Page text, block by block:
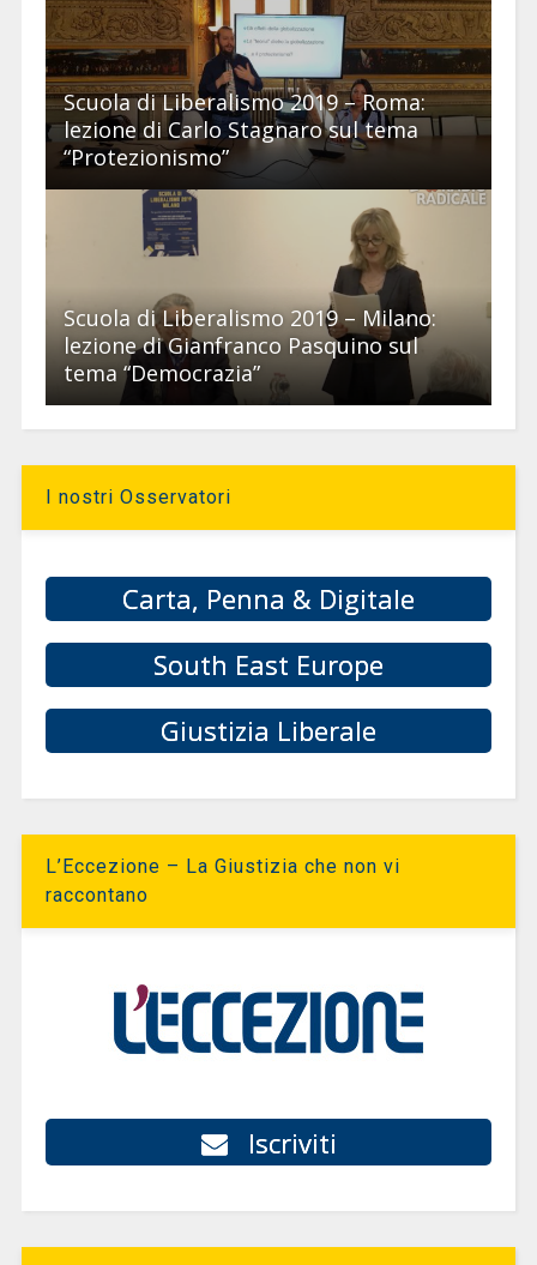
Scuola di Liberalismo 2019 – Roma:
lezione di Carlo Stagnaro sul tema
“Protezionismo”
Scuola di Liberalismo 2019 – Milano:
lezione di Gianfranco Pasquino sul
tema “Democrazia”
I nostri Osservatori
Carta, Penna & Digitale
South East Europe
Giustizia Liberale
L’Eccezione – La Giustizia che non vi
raccontano
Iscriviti